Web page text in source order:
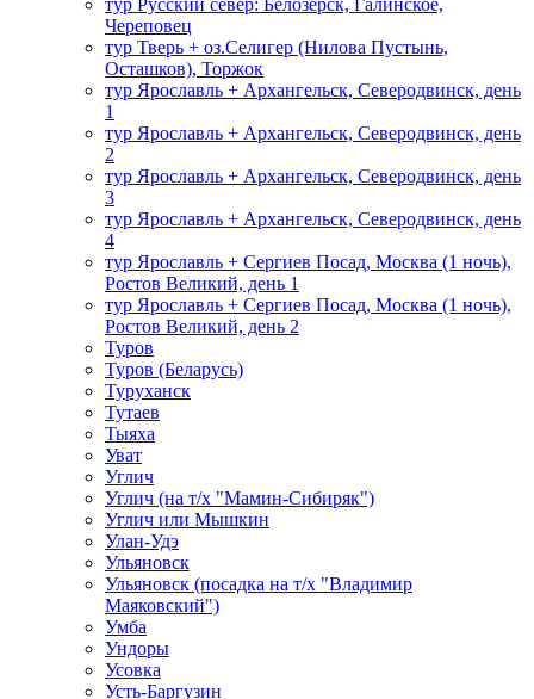
тур Русский север: Белозерск, Галинское,
Череповец
тур Тверь + оз.Селигер (Нилова Пустынь,
Осташков), Торжок
тур Ярославль + Архангельск, Северодвинск, день
1
тур Ярославль + Архангельск, Северодвинск, день
2
тур Ярославль + Архангельск, Северодвинск, день
3
тур Ярославль + Архангельск, Северодвинск, день
4
тур Ярославль + Сергиев Посад, Москва (1 ночь),
Ростов Великий, день 1
тур Ярославль + Сергиев Посад, Москва (1 ночь),
Ростов Великий, день 2
Туров
Туров (Беларусь)
Туруханск
Тутаев
Тыяха
Уват
Углич
Углич (на т/х "Мамин-Сибиряк")
Углич или Мышкин
Улан-Удэ
Ульяновск
Ульяновск (посадка на т/х "Владимир
Маяковский")
Умба
Ундоры
Усовка
Усть-Баргузин